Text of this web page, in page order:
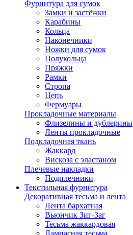
Фурнитура для сумок
Замки и застёжки
Карабины
Кольца
Наконечники
Ножки для сумок
Полукольца
Пряжки
Рамки
Стропа
Цепь
Фермуары
Прокладочные материалы
Флизелины и дублерины
Ленты прокладочные
Подкладочная ткань
Жаккард
Вискоза с эластаном
Плечевые накладки
Подплечники
Текстильная фурнитура
Декоративная тесьма и лента
Лента бархатная
Вьюнчик Зиг-Заг
Тесьма жаккардовая
Лампасная тесьма